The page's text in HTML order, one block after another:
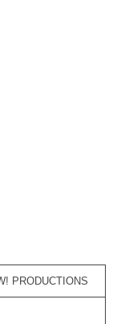
PRODUCTIONS